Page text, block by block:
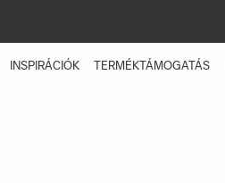
INSPIRÁCIÓK TERMÉKTÁMOGATÁS